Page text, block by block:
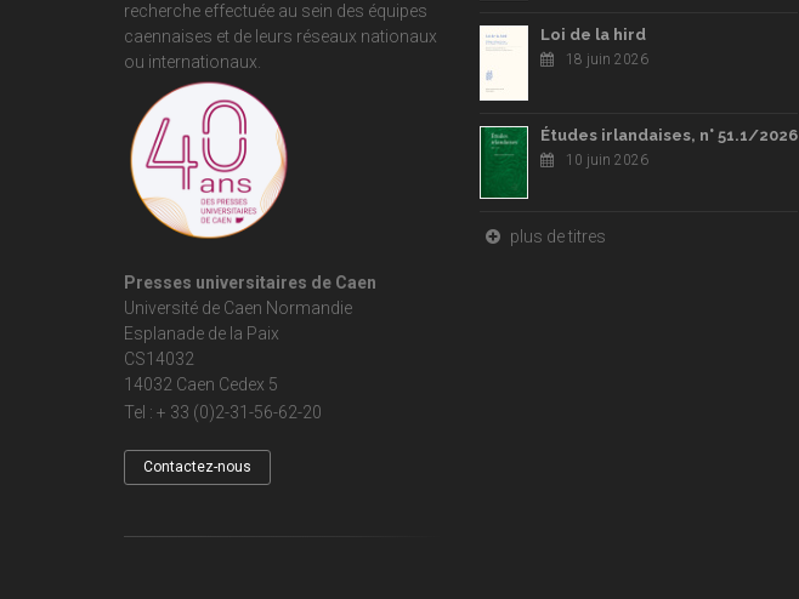
recherche effectuée au sein des équipes
caennaises et de leurs réseaux nationaux
ou internationaux.
Presses universitaires de Caen
Université de Caen Normandie
Esplanade de la Paix
CS14032
14032 Caen Cedex 5
Tel : + 33 (0)2-31-56-62-20
Contactez-nous
Loi de la hird
18 juin 2026
Études irlandaises, n° 51.1/2026
10 juin 2026
plus de titres